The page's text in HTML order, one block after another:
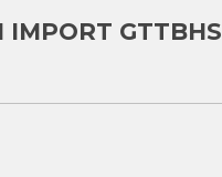
IMPORT GTTBHS